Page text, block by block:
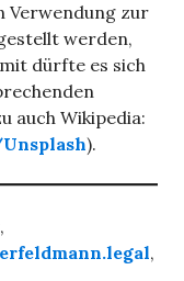
Verwendung zur
werden,
dürfte es sich
auch Wikipedia:
).
,